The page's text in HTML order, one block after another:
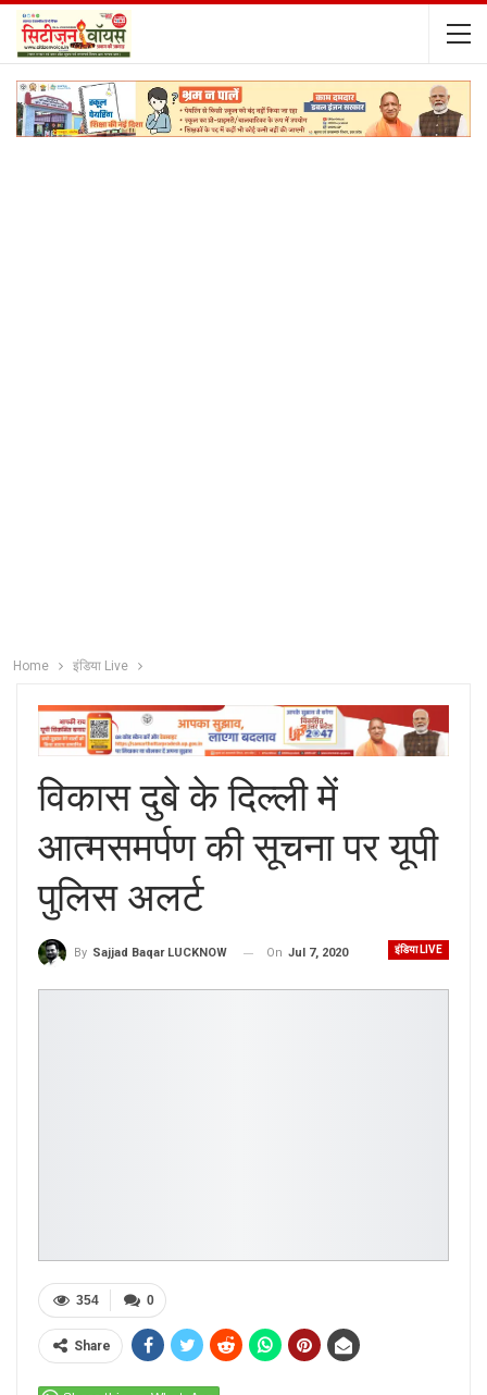
Home इंडिया Live
विकास दुबे के दिल्ली में
आत्मसमर्पण की सूचना पर यूपी
पुलिस अलर्ट
इंडिया LIVE
By Sajjad Baqar LUCKNOW On Jul 7, 2020
0
354
Share